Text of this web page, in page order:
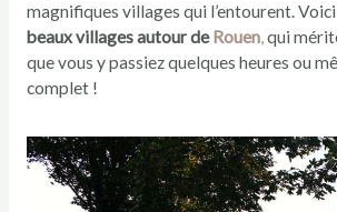
magnifiques villages qui l’entourent.
beaux villages autour de Rouen,qui
que vous y passiez quelques heures ou
complet !